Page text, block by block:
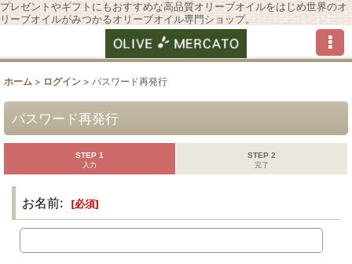
プレゼントやギフトにもおすすめな高品質オリーブオイルをはじめ世界のオ
リーブオイルがみつかるオリーブオイル専門ショップ。
ホーム > ログイン > パスワード再発行
パスワード再発行
STEP 1
入力
STEP 2
完了
お名前: [必須]